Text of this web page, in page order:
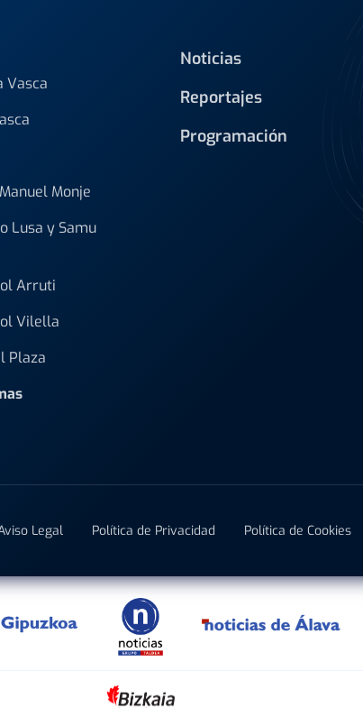
Vasca
Monje
Lusa y Samu
Arruti
Vilella
Plaza
Noticias
Reportajes
Programación
Legal Política de Privacidad Política de Cookies